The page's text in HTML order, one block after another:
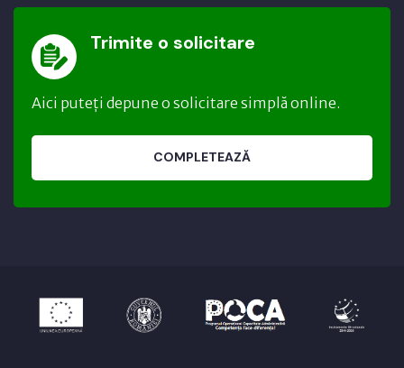
Trimite o solicitare
Aici puteți depune o solicitare simplă online.
COMPLETEAZĂ